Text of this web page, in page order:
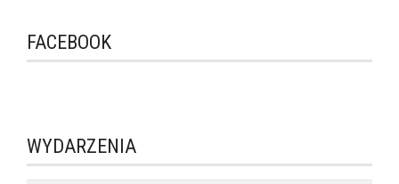
FACEBOOK
WYDARZENIA